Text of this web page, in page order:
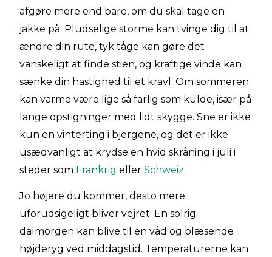
afgøre mere end bare, om du skal tage en
jakke på. Pludselige storme kan tvinge dig til at
ændre din rute, tyk tåge kan gøre det
vanskeligt at finde stien, og kraftige vinde kan
sænke din hastighed til et kravl. Om sommeren
kan varme være lige så farlig som kulde, især på
lange opstigninger med lidt skygge. Sne er ikke
kun en vinterting i bjergene, og det er ikke
usædvanligt at krydse en hvid skråning i juli i
steder som Frankrig eller Schweiz.
Jo højere du kommer, desto mere
uforudsigeligt bliver vejret. En solrig
dalmorgen kan blive til en våd og blæsende
højderyg ved middagstid. Temperaturerne kan